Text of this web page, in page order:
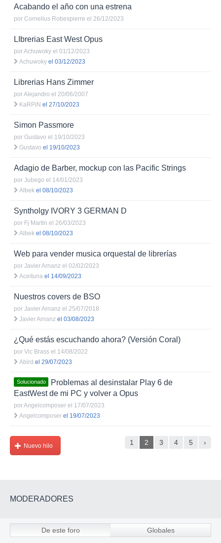
Acabando el año con una estrena
por Cornelius Robespierre el 26/12/2023
LIbrerias East West Opus
porAchuwoky el 01/12/2023
Achuwoky el 03/12/2023
Librerias Hans Zimmer
porAlejandro el 20/06/2007
KaRPiN el 27/10/2023
Simon Passmore
por Gustavo el 19/10/2023
Gustavo el 19/10/2023
Adagio de Barber, mockup con las Pacific Strings
por Jubego el 14/01/2023
Albek el 08/10/2023
Syntholgy IVORY 3 GERMAN D
por Fj Martin el 26/03/2023
Albek el 08/10/2023
Web para vender musica orquestal de librerías
por Javier Arnanz el 02/02/2023
Aceituna el 14/09/2023
Nuestros covers de BSO
por Javier Arnanz el 25/07/2018
Javier Arnanz el 03/08/2023
¿Qué estás escuchando ahora? (Versión Coral)
por Vic Brass el 14/08/2022
Abird el 29/07/2023
Solucionado
Problemas al desinstalar Play 6 de
EastWest de mi PC y volver a Opus
porAngelcomposer el 17/07/2023
Angelcomposer el 19/07/2023
1 2 3 4 5 ›
Nuevo hilo
MODERADORES
De este foro Globales